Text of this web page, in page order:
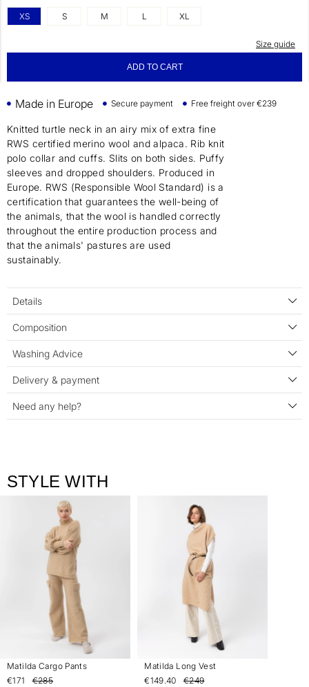
XS S M L XL
Size guide
ADD TO CART
Made in Europe Secure payment Free freight over €239
Knitted turtle neck in an airy mix of extra fine
RWS certified merino wool and alpaca. Rib knit
polo collar and cuffs. Slits on both sides. Puffy
sleeves and dropped shoulders. Produced in
Europe. RWS (Responsible Wool Standard) is a
certification that guarantees the well-being of
the animals, that the wool is handled correctly
throughout the entire production process and
that the animals' pastures are used
sustainably.
Details
Composition
Washing Advice
Delivery & payment
Need any help?
STYLE WITH
Matilda Cargo Pants
€171
€285
Matilda Long Vest
€149.40
€249